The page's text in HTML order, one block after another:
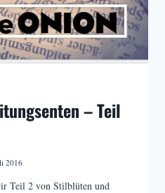
– Teil
2016
Teil 2 von Stilblüten und